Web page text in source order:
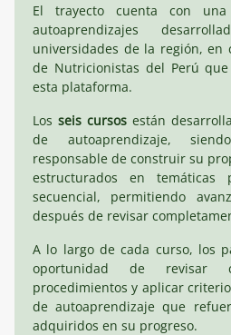
El trayecto cuenta con
autoaprendizajes
universidades de la región, en
de Nutricionistas del Perú
esta plataforma.
Los seis cursos están
de autoaprendizaje,
responsable de construir su
estructurados en temáticas
secuencial, permitiendo
después de revisar
A lo largo de cada curso, los
oportunidad de revisar
procedimientos y aplicar
de autoaprendizaje que
adquiridos en su progreso.